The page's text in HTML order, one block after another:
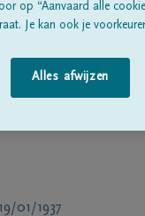
19/01/1937
op “Aanvaard alle
Je kan ook je
Alles afwijzen